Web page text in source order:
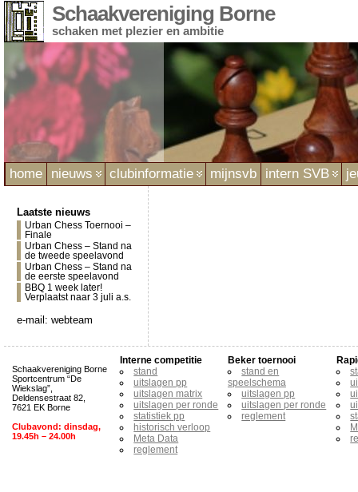
Schaakvereniging Borne
schaken met plezier en ambitie
home nieuws clubinformatie mijnsvb intern SVB
Laatste nieuws
Urban Chess Toernooi –
Finale
Urban Chess – Stand na
de tweede speelavond
Urban Chess – Stand na
de eerste speelavond
BBQ 1 week later!
Verplaatst naar 3 juli a.s.
e-mail: webteam
Schaakvereniging Borne
Sportcentrum “De
Wiekslag”,
Deldensestraat 82,
7621 EK Borne
Clubavond: dinsdag,
19.45h – 24.00h
Interne competitie
stand
uitslagen pp
uitslagen matrix
uitslagen per ronde
statistiek pp
historisch verloop
Meta Data
reglement
Beker toernooi
stand en
speelschema
uitslagen pp
uitslagen per ronde
reglement